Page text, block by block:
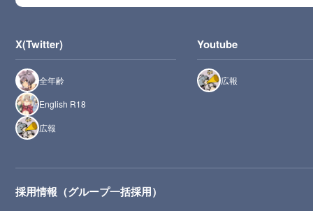
X(Twitter)
全年齢
English R18
広報
Youtube
広報
採用情報（グループ一括採用）